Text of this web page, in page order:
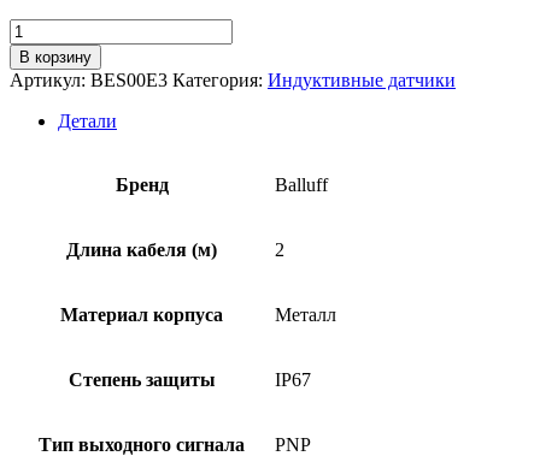
Количество
товара
Индуктивный
датчик
Balluff
В корзину
Артикул: BES00E3 Категория: Индуктивные датчики
Детали
Бренд Balluff
Длина кабеля (м) 2
Материал корпуса Металл
Степень защиты IP67
Тип выходного сигнала PNP